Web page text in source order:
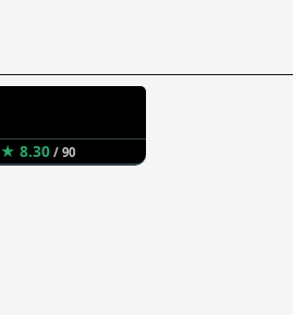
★ 8.30/ 90